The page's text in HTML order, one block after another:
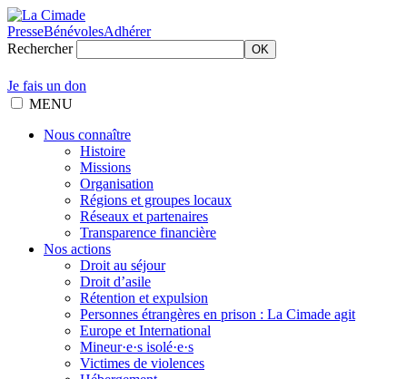
PresseBénévolesAdhérer
Rechercher
OK
Je fais un don
MENU
Nous connaître
Histoire
Missions
Organisation
Régions et groupes locaux
Réseaux et partenaires
Transparence financière
Nos actions
Droit au séjour
Droit d’asile
Rétention et expulsion
Personnes étrangères en prison : La Cimade agit
Europe et International
Mineur·e·s isolé·e·s
Victimes de violences